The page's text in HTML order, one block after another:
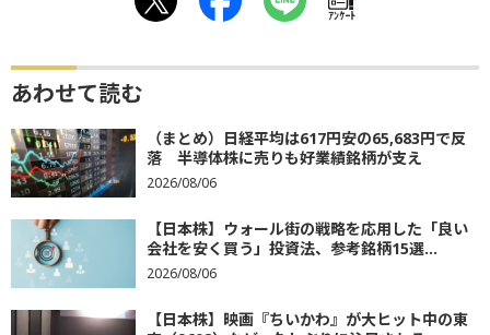
ｱﾝｹｰﾄ
あわせて読む
（まとめ）日経平均は617円安の65,683円で反
落 半導体株に売りも好業績銘柄が支え
2026/08/06
【日本株】ウォール街の戦略を応用した「良い
会社を安く買う」投資法、参考銘柄15選...
2026/08/06
【日本株】映画『ちいかわ』が大ヒット中の東